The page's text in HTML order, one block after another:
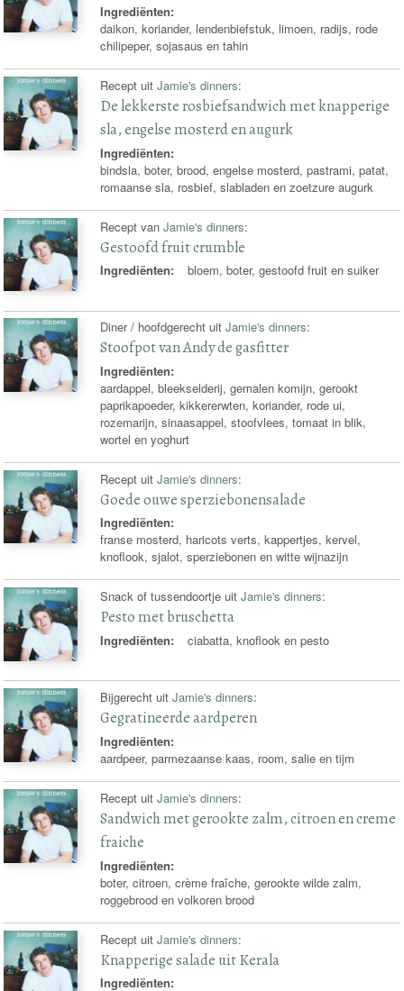
Ingrediënten:
daikon, koriander, lendenbiefstuk, limoen, radijs, rode
chilipeper, sojasaus en tahin
Recept uitJamie's dinners:
De lekkerste rosbiefsandwich met knapperige
sla, engelse mosterd en augurk
Ingrediënten:
bindsla, boter, brood, engelse mosterd, pastrami, patat,
romaanse sla, rosbief, slabladen en zoetzure augurk
Recept vanJamie's dinners:
Gestoofd fruit crumble
Ingrediënten: bloem, boter, gestoofd fruit en suiker
Diner / hoofdgerecht uitJamie's dinners:
Stoofpot van Andy de gasfitter
Ingrediënten:
aardappel, bleekselderij, gemalen komijn, gerookt
paprikapoeder, kikkererwten, koriander, rode ui,
rozemarijn, sinaasappel, stoofvlees, tomaat in blik,
wortel en yoghurt
Recept uitJamie's dinners:
Goede ouwe sperziebonensalade
Ingrediënten:
franse mosterd, haricots verts, kappertjes, kervel,
knoflook, sjalot, sperziebonen en witte wijnazijn
Snack of tussendoortje uitJamie's dinners:
Pesto met bruschetta
Ingrediënten: ciabatta, knoflook en pesto
Bijgerecht uitJamie's dinners:
Gegratineerde aardperen
Ingrediënten:
aardpeer, parmezaanse kaas, room, salie en tijm
Recept uitJamie's dinners:
Sandwich met gerookte zalm, citroen en creme
fraiche
Ingrediënten:
boter, citroen, crème fraîche, gerookte wilde zalm,
roggebrood en volkoren brood
Recept uitJamie's dinners:
Knapperige salade uit Kerala
Ingrediënten: